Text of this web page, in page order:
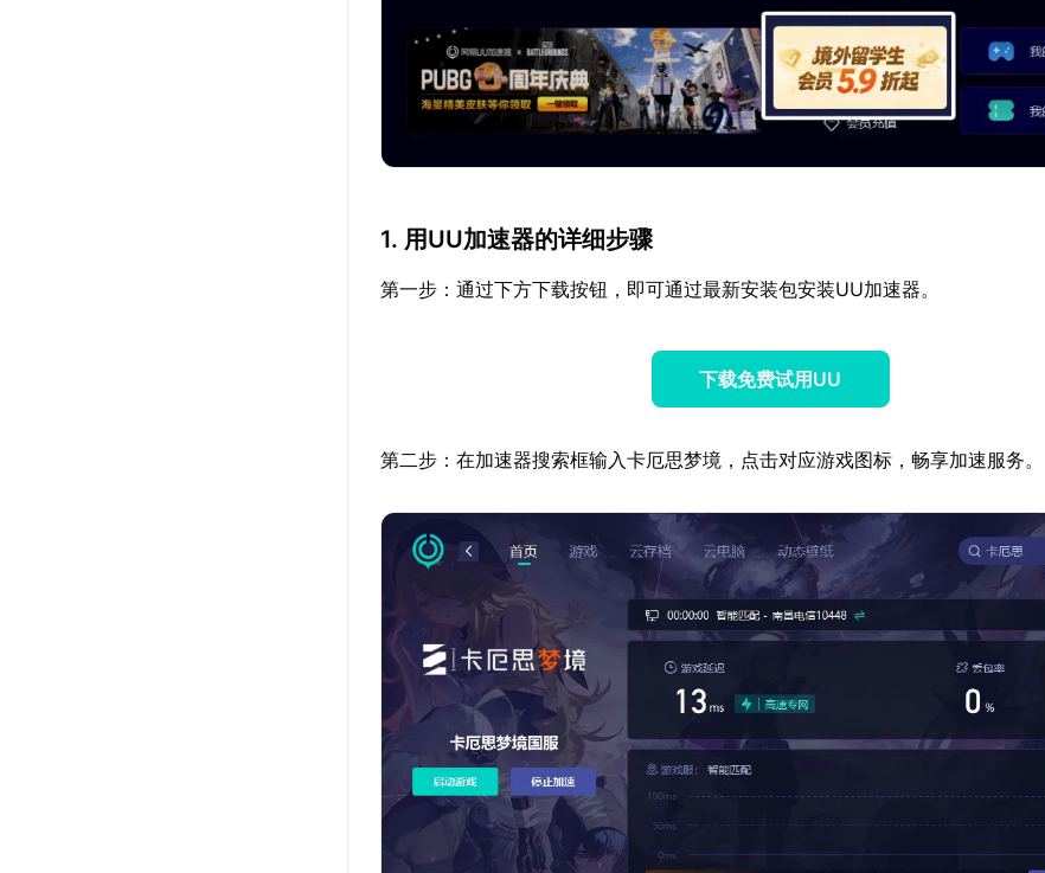
1. 用UU加速器的详细步骤
第一步：通过下方下载按钮，即可通过最新安装包安装UU加速器。
下载免费试用UU
第二步：在加速器搜索框输入卡厄思梦境，点击对应游戏图标，畅享加速服务。